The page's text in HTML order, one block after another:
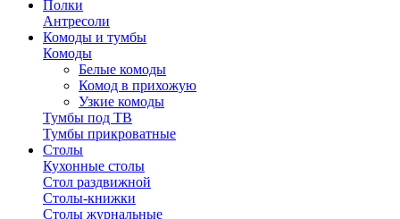
Полки
Антресоли
Комоды и тумбы
Комоды
Белые комоды
Комод в прихожую
Узкие комоды
Тумбы под ТВ
Тумбы прикроватные
Столы
Кухонные столы
Стол раздвижной
Столы-книжки
Столы журнальные